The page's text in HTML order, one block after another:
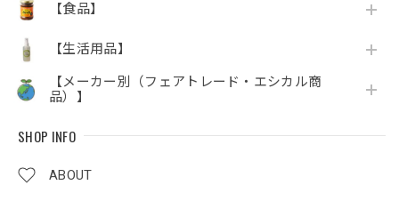
【食品】
【生活用品】
【メーカー別（フェアトレード・エシカル商
品）】
SHOP INFO
ABOUT